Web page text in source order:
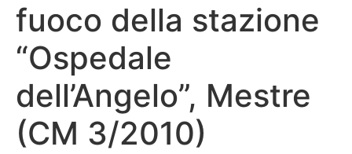
fuoco della stazione
“Ospedale
dell’Angelo”, Mestre
(CM 3/2010)